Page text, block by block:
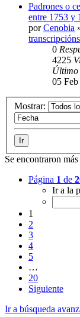
Padrones o
entre 1753 y
porCenobia
0
4225
Último
05
Mostrar:
Se encontraron
Página 1 de
Ir a la
1
2
3
4
5
…
20
Siguiente
Ir a búsqueda